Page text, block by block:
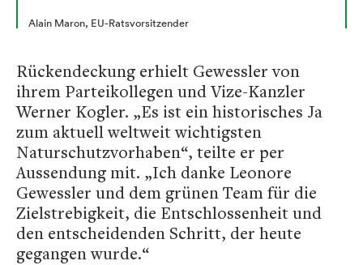
Alain Maron, EU-Ratsvorsitzender
Rückendeckung erhielt Gewessler von
ihrem Parteikollegen und Vize-Kanzler
Werner Kogler. „Es ist ein historisches Ja
zum aktuell weltweit wichtigsten
Naturschutzvorhaben“, teilte er per
Aussendung mit. „Ich danke Leonore
Gewessler und dem grünen Team für die
Zielstrebigkeit, die Entschlossenheit und
den entscheidenden Schritt, der heute
gegangen wurde.“